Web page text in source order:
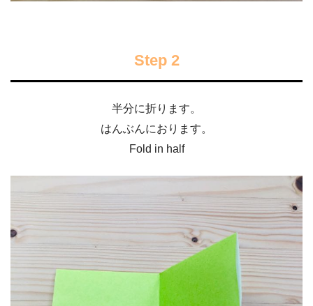
Step 2
半分に折ります。
はんぶんにおります。
Fold in half